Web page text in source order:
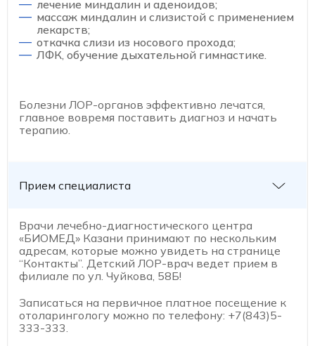
лечение миндалин и аденоидов;
массаж миндалин и слизистой с применением
лекарств;
откачка слизи из носового прохода;
ЛФК, обучение дыхательной гимнастике.
Болезни ЛОР-органов эффективно лечатся,
главное вовремя поставить диагноз и начать
терапию.
Прием специалиста
Врачи лечебно-диагностического центра
«БИОМЕД» Казани принимают по нескольким
адресам, которые можно увидеть на странице
“Контакты”. Детский ЛОР-врач ведет прием в
филиале по ул. Чуйкова, 58Б!
Записаться на первичное платное посещение к
отоларингологу можно по телефону: +7(843)5-
333-333.